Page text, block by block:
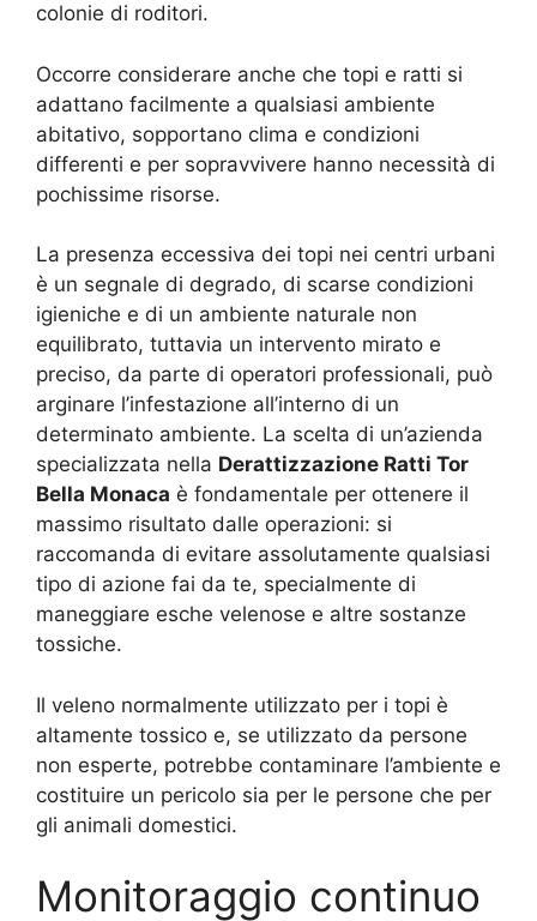
colonie di roditori.
Occorre considerare anche che topi e ratti si
adattano facilmente a qualsiasi ambiente
abitativo, sopportano clima e condizioni
differenti e per sopravvivere hanno necessità di
pochissime risorse.
La presenza eccessiva dei topi nei centri urbani
è un segnale di degrado, di scarse condizioni
igieniche e di un ambiente naturale non
equilibrato, tuttavia un intervento mirato e
preciso, da parte di operatori professionali, può
arginare l’infestazione all’interno di un
determinato ambiente. La scelta di un’azienda
specializzata nella Derattizzazione Ratti Tor
Bella Monaca è fondamentale per ottenere il
massimo risultato dalle operazioni: si
raccomanda di evitare assolutamente qualsiasi
tipo di azione fai da te, specialmente di
maneggiare esche velenose e altre sostanze
tossiche.
Il veleno normalmente utilizzato per i topi è
altamente tossico e, se utilizzato da persone
non esperte, potrebbe contaminare l’ambiente e
costituire un pericolo sia per le persone che per
gli animali domestici.
Monitoraggio continuo